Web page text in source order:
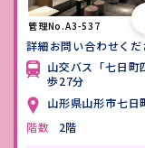
管理No.A3-537
詳細お問い合わせくだ
山交バス「七日
歩27分
山形県山形市七日
階数
2階